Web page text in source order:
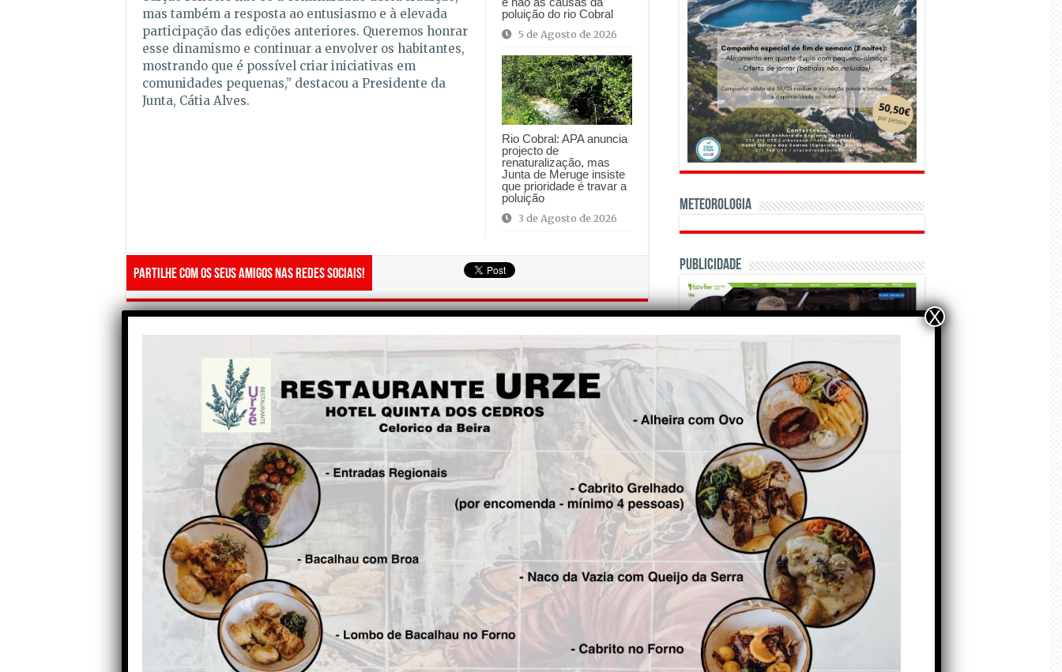
poluição do rio Cobral
5 de Agosto de 2026
Rio Cobral: APA anuncia
projecto de
renaturalização, mas
Junta de Meruge insiste
que prioridade é travar a
poluição
3 de Agosto de 2026
mas também a resposta ao entusiasmo e à elevada
participação das edições anteriores. Queremos honrar
esse dinamismo e continuar a envolver os habitantes,
mostrando que é possível criar iniciativas em
comunidades pequenas,” destacou a Presidente da
Junta, Cátia Alves.
Partilhe com os seus amigos nas redes sociais!
Castelo Rodrigo aprovou
“um orçamento ambicioso,
rigoroso e responsável” para
Sampaense Basket procura
inverter (hoje) ciclo de
derrotas
Meteorologia
Publicidade
OPINIÃO E CRÓNICAS
Matraquilhos… Autor:
Fernando Roldão
6 de Agosto de 2026
A marca Sporting em
todo o mundo está a
crescer atrás de
Ronaldo. Autor: Paulo
Freitas do Amaral
5 de Agosto de 2026
Falso crescimento…
Autor: Nuno Pereira
1 de Agosto de 2026
X